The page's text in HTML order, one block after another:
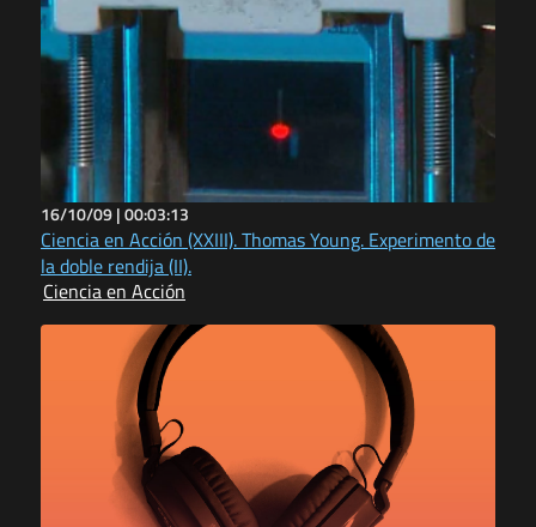
16/10/09 |00:03:13
Ciencia en Acción (XXIII). Thomas Young. Experimento de
la doble rendija (II).
Ciencia en Acción